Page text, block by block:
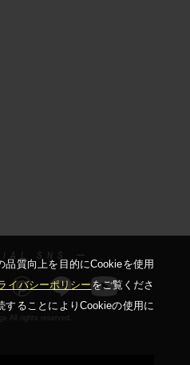
SNS ー
All rights reserved.
品質向上を⽬的にCookieを使⽤
イバシーポリシーをご覧くださ
することによりCookieの使⽤に